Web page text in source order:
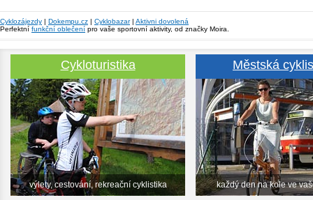
Cyklozájezdy | Dokempu.cz | Cyklobazar| Aktivni dovolená
Perfektní funkční oblečení pro vaše sportovní aktivity, od značky Moira.
Cykloturistika
výlety, cestování, rekreační cyklistika
Městská
každý den na kole ve